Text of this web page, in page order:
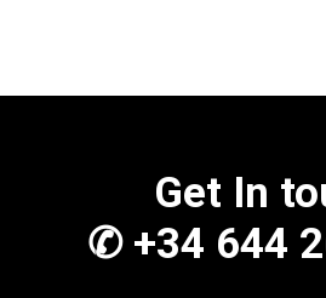
Get In
✆ +34 644